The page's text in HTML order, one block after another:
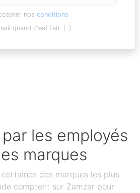
nos conditions
quand c'est fait
les employés
marques
des marques les plus
comptent sur Zamzar pour